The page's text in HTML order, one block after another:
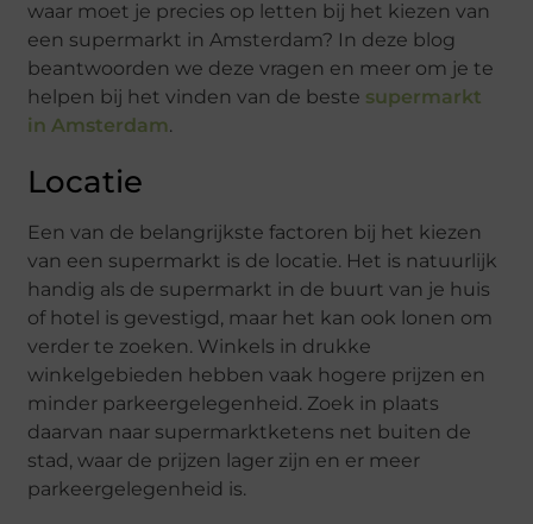
waar moet je precies op letten bij het kiezen van
een supermarkt in Amsterdam? In deze blog
beantwoorden we deze vragen en meer om je te
helpen bij het vinden van de beste supermarkt
in Amsterdam.
Locatie
Een van de belangrijkste factoren bij het kiezen
van een supermarkt is de locatie. Het is natuurlijk
handig als de supermarkt in de buurt van je huis
of hotel is gevestigd, maar het kan ook lonen om
verder te zoeken. Winkels in drukke
winkelgebieden hebben vaak hogere prijzen en
minder parkeergelegenheid. Zoek in plaats
daarvan naar supermarktketens net buiten de
stad, waar de prijzen lager zijn en er meer
parkeergelegenheid is.